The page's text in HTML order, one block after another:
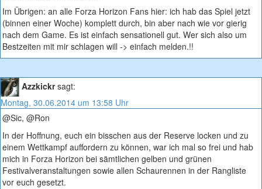
Im Übrigen: an alle Forza Horizon Fans hier: ich hab das Spiel jetzt
(binnen einer Woche) komplett durch, bin aber nach wie vor gierig
nach dem Game. Es ist einfach sensationell gut. Wer sich also um
Bestzeiten mit mir schlagen will -> einfach melden.!!
Azzkickr sagt:
Montag, 30.06.2014 um 13:58 Uhr
@Sic, @Ron
In der Hoffnung, euch ein bisschen aus der Reserve locken und zu
einem Wettkampf auffordern zu können, war ich mal so frei und hab
mich in Forza Horizon bei sämtlichen gelben und grünen
Festivalveranstaltungen sowie allen Schaurennen in der Rangliste
vor euch gesetzt.